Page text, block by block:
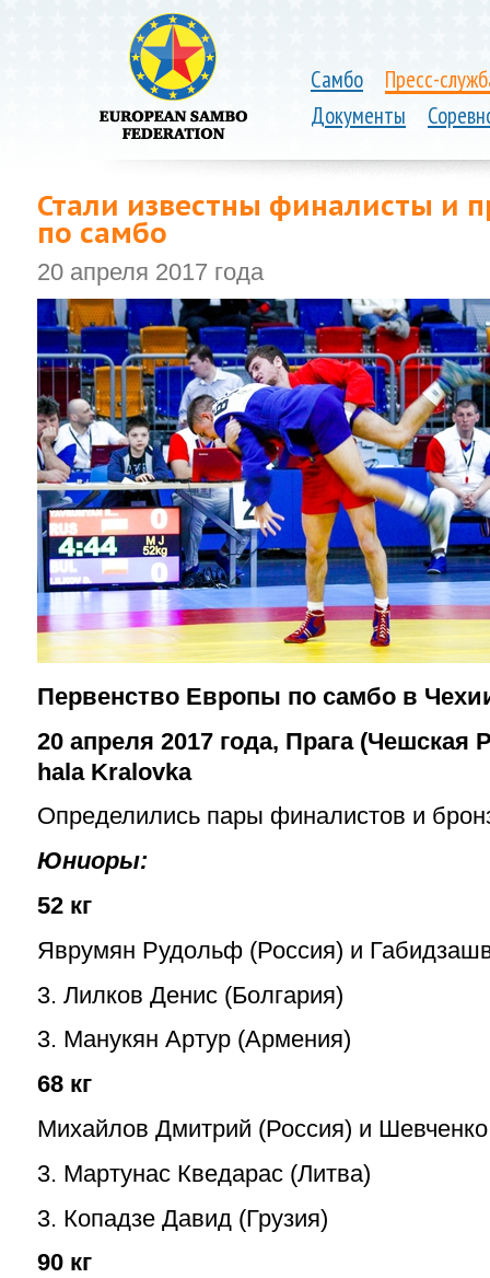
Самбо
Пресс-
Документы
Стали известны финалисты и
по самбо
20 апреля 2017 года
Первенство Европы по самбо в
20 апреля 2017 года, Прага (Чешская
hala Kralovka
Определились пары финалистов и
Юниоры:
52 кг
Яврумян Рудольф (Россия) и
3. Лилков Денис (Болгария)
3. Манукян Артур (Армения)
68 кг
Михайлов Дмитрий (Россия) и
3. Мартунас Кведарас (Литва)
3. Копадзе Давид (Грузия)
90 кг